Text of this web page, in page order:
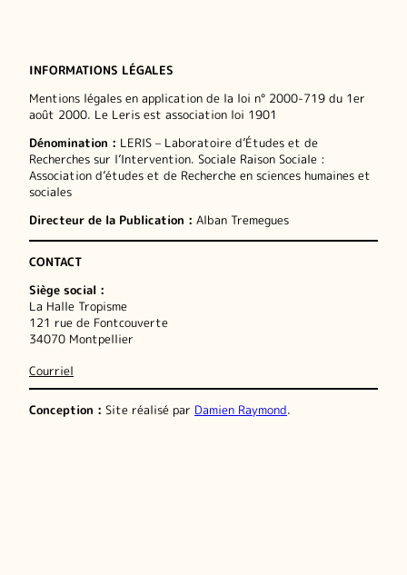
INFORMATIONS LÉGALES
Mentions légales en application de la loi n° 2000-719 du 1er
août 2000. Le Leris est association loi 1901
Dénomination : LERIS – Laboratoire d’Études et de
Recherches sur l’Intervention. Sociale Raison Sociale :
Association d’études et de Recherche en sciences humaines et
sociales
Directeur de la Publication : Alban Tremegues
CONTACT
Siège social :
La Halle Tropisme
121 rue de Fontcouverte
34070 Montpellier
Courriel
Conception : Site réalisé par Damien Raymond.